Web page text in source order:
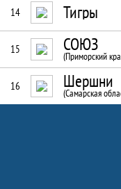
14 Тигры
15 СОЮЗ
(Приморский
16 Шершни
(Самарская